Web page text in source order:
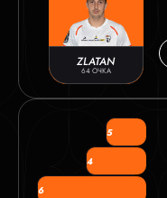
ZLATAN
64 ОЧКА
5
4
6